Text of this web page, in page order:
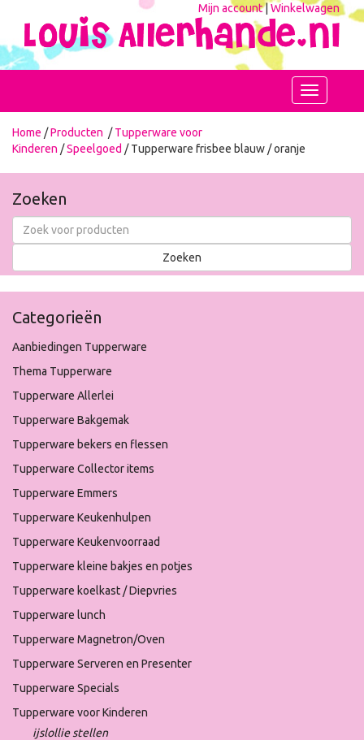
Mijn account|Winkelwagen
Toggle
navigation
Home /Producten /Tupperware voor
Kinderen /Speelgoed / Tupperware frisbee blauw / oranje
Zoeken
Categorieën
Aanbiedingen Tupperware
Thema Tupperware
Tupperware Allerlei
Tupperware Bakgemak
Tupperware bekers en flessen
Tupperware Collector items
Tupperware Emmers
Tupperware Keukenhulpen
Tupperware Keukenvoorraad
Tupperware kleine bakjes en potjes
Tupperware koelkast / Diepvries
Tupperware lunch
Tupperware Magnetron/Oven
Tupperware Serveren en Presenter
Tupperware Specials
Tupperware voor Kinderen
ijslollie stellen